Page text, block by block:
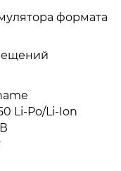
формата
Li-Po/Li-Ion